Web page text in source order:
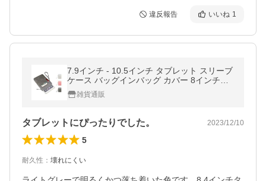
違反報告 いいね 1
7.9インチ - 10.5インチ タブレット スリーブ
ケース バッグインバッグ カバー 8インチ
9.7インチ
雑貨通販
タブレットにぴったりでした。 2023/12/10
5
耐久性 ： 壊れにくい